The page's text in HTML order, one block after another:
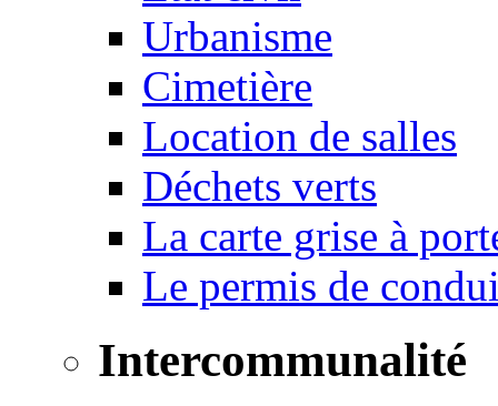
Urbanisme
Cimetière
Location de salles
Déchets verts
La carte grise à
Le permis de
Intercommunalité